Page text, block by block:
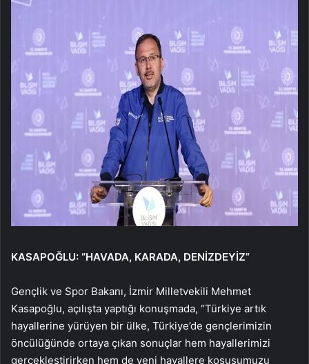
KASAPOĞLU: “HAVADA, KARADA, DENİZDEYİZ”
Gençlik ve Spor Bakanı, İzmir Milletvekili Mehmet
Kasapoğlu, açılışta yaptığı konuşmada, “Türkiye artık
hayallerine yürüyen bir ülke, Türkiye’de gençlerimizin
öncülüğünde ortaya çıkan sonuçlar hem hayallerimizi
gerçekleştirirken hem de yeni hayallere koşuşumuzu